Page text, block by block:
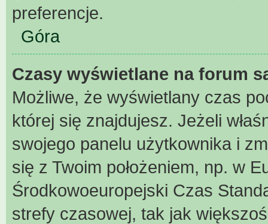
preferencje.
Góra
Czasy wyświetlane na forum
Możliwe, że wyświetlany czas
której się znajdujesz. Jeżeli
swojego panelu użytkownika i
się z Twoim położeniem, np. w
Środkowoeuropejski Czas
strefy czasowej, tak jak